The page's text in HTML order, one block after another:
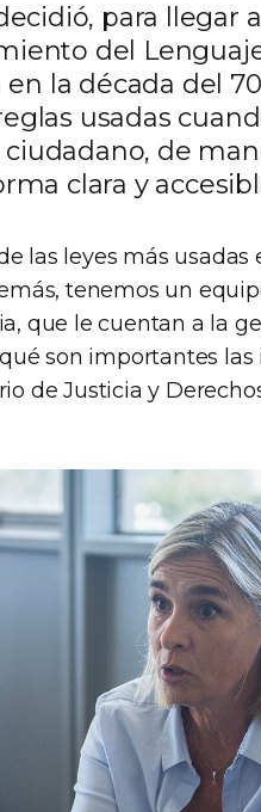
para llegar
del
la década del
usadas
de
clara y
las leyes más usadas
tenemos un
que le cuentan a la
son importantes las
de Justicia y